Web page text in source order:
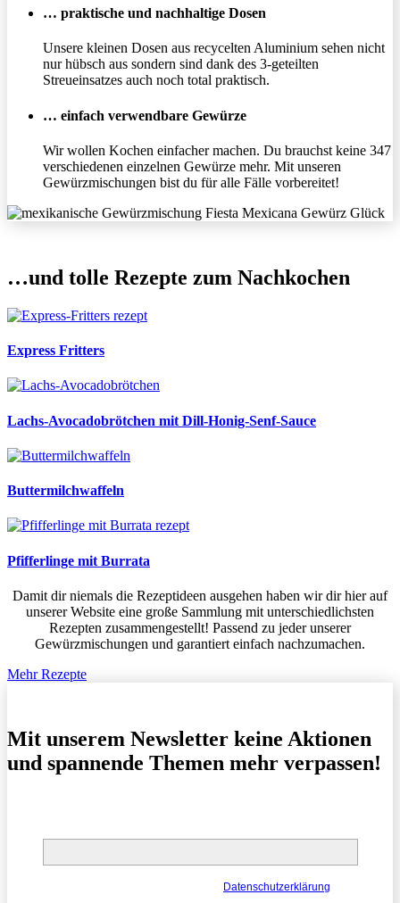
… praktische und nachhaltige Dosen
Unsere kleinen Dosen aus recycelten Aluminium sehen nicht
nur hübsch aus sondern sind dank des 3-geteilten
Streueinsatzes auch noch total praktisch.
… einfach verwendbare Gewürze
Wir wollen Kochen einfacher machen. Du brauchst keine 347
verschiedenen einzelnen Gewürze mehr. Mit unseren
Gewürzmischungen bist du für alle Fälle vorbereitet!
…und tolle Rezepte zum Nachkochen
Express Fritters
Lachs-Avocadobrötchen mit Dill-Honig-Senf-Sauce
Buttermilchwaffeln
Pfifferlinge mit Burrata
Damit dir niemals die Rezeptideen ausgehen haben wir dir hier auf
unserer Website eine große Sammlung mit unterschiedlichsten
Rezepten zusammengestellt! Passend zu jeder unserer
Gewürzmischungen und garantiert einfach nachzumachen.
Mehr Rezepte
Mit unserem Newsletter keine Aktionen
und spannende Themen mehr verpassen!
Datenschutzerklärung